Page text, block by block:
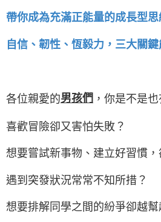
帶你成為充滿正能量的成長型思
自信、韌性、恆毅力，三大關鍵
各位親愛的男孩們 ，你是不是
喜歡冒險卻又害怕失敗？
想要嘗試新事物、建立好習慣，
遇到突發狀況常常不知所措？
想要排解同學之間的紛爭卻越幫